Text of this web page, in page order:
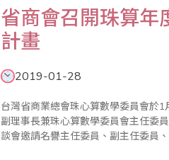
省商會召開珠算
計畫
2019-01-28
台灣省商業總會珠心算數學委員會於
副理事長兼珠心算數學委員會主任委
談會邀請名譽主任委員、副主任委員